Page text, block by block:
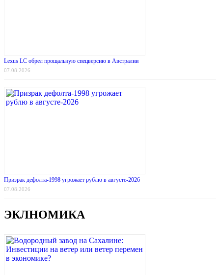
Lexus LC обрел прощальную спецверсию в Австралии
07.08.2026
Призрак дефолта-1998 угрожает рублю в августе-2026
07.08.2026
ЭКЛНОМИКА